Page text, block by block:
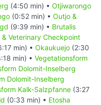
(4:50 min) • Otjiwarongo
(0:52 min) • Outjo &
(9:39 min) • Brutalis
& Veterinary Checkpoint
min) • Okaukuejo (2:30
min) • Vegetationsform
Dolomit-Inselberg
Dolomit-Inselberg
Kalk-Salzpfanne (3:27
(0:33 min) • Etosha